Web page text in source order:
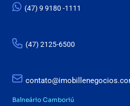
(47) 9 9180 -1111
(47) 2125-6500
Balneário Camboriú